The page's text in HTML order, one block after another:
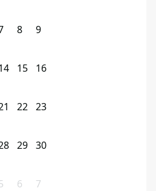
8 9
15 16
22 23
29 30
6 7